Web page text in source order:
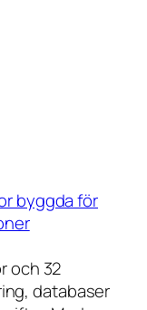
byggda för
och 32
databaser